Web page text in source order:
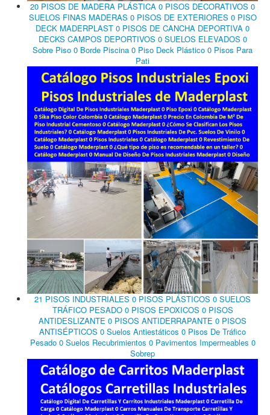
20 PISOS DE MADERA PLÁSTICA 0 PISOS DECORATIVOS 0
SUELOS FINAS MADERAS 0 PISOS DE EXTERIORES 0 PISO
DECK MADERPLAST 0 PISOS DE CANCHA DEPORTIVA 0
DECKS CAMPOS DEPORTIVOS 0 SUELOS ELEVADOS 0
Sobre Piso 0 Borde Piscina 0 Piso Deck Plástico 0 Pisos Para
Pati
21 PISOS INDUSTRIALES 0 PISOS PLÁSTICOS 0 SUELOS
TRÁFICO PESADO 0 PISOS EPOXICOS 0 PISOS
ANTIDESLIZANTE 0 PISOS ANTIDERRAPANTE 0 PISOS
ANTISÉPTICOS 0 Suelos Antiestáticos 0 Pisos De Tráfico
Pesado 0 Suelos Recubrimientos 0 Pavimentos Impermeables 0
Sobrep